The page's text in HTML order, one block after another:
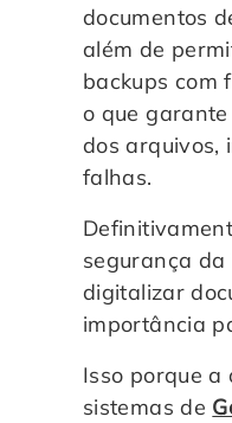
documentos
além de
backups com
o que
dos arquivos,
falhas.
segurança
digitalizar
importância
Isso porque a
sistemas de